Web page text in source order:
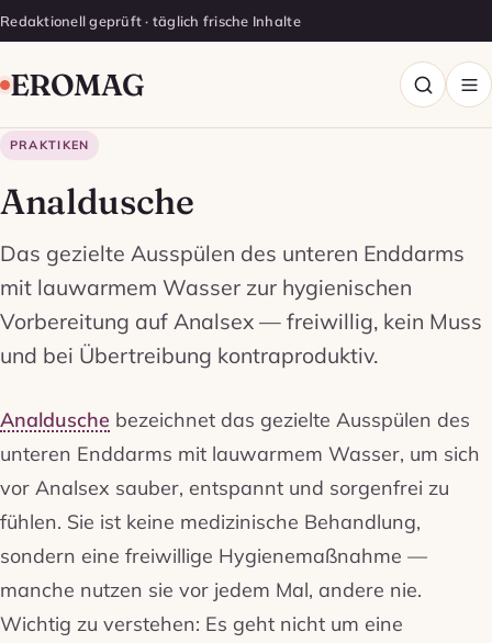
Redaktionell geprüft · täglich frische Inhalte
EROMAG
PRAKTIKEN
Analdusche
Das gezielte Ausspülen des unteren Enddarms
mit lauwarmem Wasser zur hygienischen
Vorbereitung auf Analsex — freiwillig, kein Muss
und bei Übertreibung kontraproduktiv.
Analdusche bezeichnet das gezielte Ausspülen des
unteren Enddarms mit lauwarmem Wasser, um sich
vor Analsex sauber, entspannt und sorgenfrei zu
fühlen. Sie ist keine medizinische Behandlung,
sondern eine freiwillige Hygienemaßnahme —
manche nutzen sie vor jedem Mal, andere nie.
Wichtig zu verstehen: Es geht nicht um eine